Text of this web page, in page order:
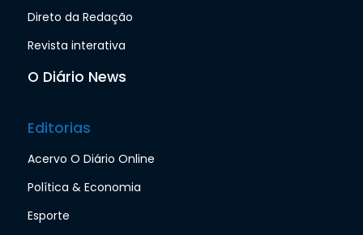
Direto da Redação
Revista interativa
O Diário News
Editorias
Acervo O Diário Online
Política & Economia
Esporte